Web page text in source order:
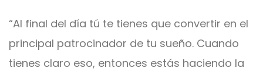
“Al final del día tú te tienes que convertir en el
principal patrocinador de tu sueño. Cuando
tienes claro eso, entonces estás haciendo la